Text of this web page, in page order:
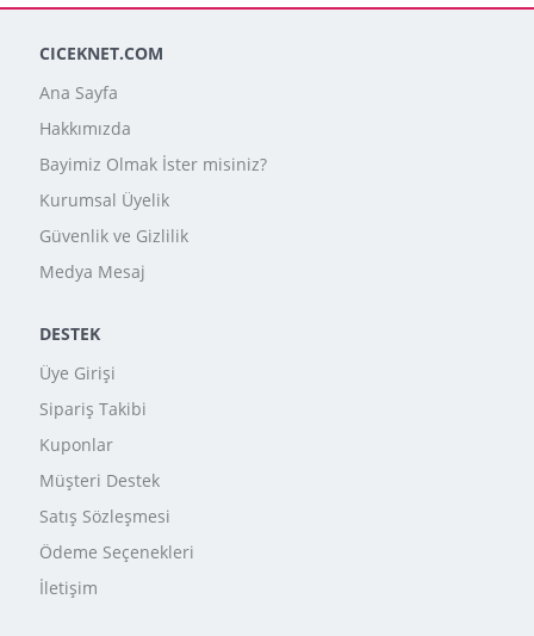
CICEKNET.COM
Ana Sayfa
Hakkımızda
Bayimiz Olmak İster misiniz?
Kurumsal Üyelik
Güvenlik ve Gizlilik
Medya Mesaj
DESTEK
Üye Girişi
Sipariş Takibi
Kuponlar
Müşteri Destek
Satış Sözleşmesi
Ödeme Seçenekleri
İletişim